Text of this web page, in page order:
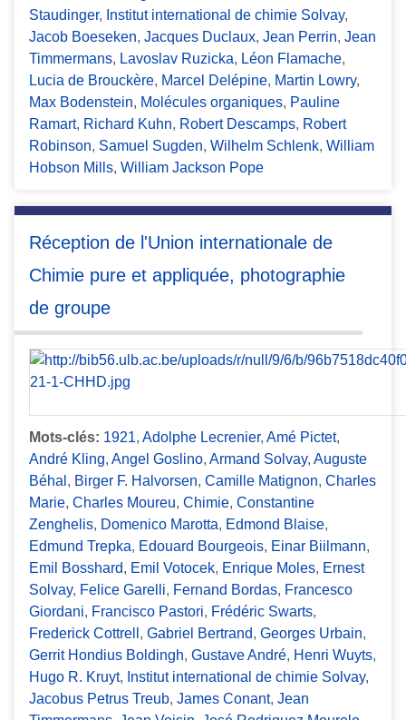
Staudinger, Institut international de chimie Solvay,
Jacob Boeseken, Jacques Duclaux, Jean Perrin, Jean
Timmermans, Lavoslav Ruzicka, Léon Flamache,
Lucia de Brouckère, Marcel Delépine, Martin Lowry,
Max Bodenstein, Molécules organiques, Pauline
Ramart, Richard Kuhn, Robert Descamps, Robert
Robinson, Samuel Sugden, Wilhelm Schlenk, William
Hobson Mills, William Jackson Pope
Réception de l'Union internationale de
Chimie pure et appliquée, photographie
de groupe
Mots-clés: 1921, Adolphe Lecrenier, Amé Pictet,
André Kling, Angel Goslino, Armand Solvay, Auguste
Béhal , Birger F. Halvorsen, Camille Matignon, Charles
Marie, Charles Moureu, Chimie, Constantine
Zenghelis, Domenico Marotta, Edmond Blaise,
Edmund Trepka, Edouard Bourgeois, Einar Biilmann,
Emil Bosshard, Emil Votocek, Enrique Moles, Ernest
Solvay, Felice Garelli, Fernand Bordas, Francesco
Giordani, Francisco Pastori, Frédéric Swarts,
Frederick Cottrell , Gabriel Bertrand, Georges Urbain,
Gerrit Hondius Boldingh, Gustave André, Henri Wuyts,
Hugo R. Kruyt, Institut international de chimie Solvay,
Jacobus Petrus Treub, James Conant, Jean